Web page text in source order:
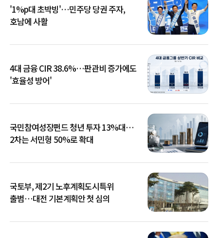
'1%p대 초박빙'…민주당 당권 주자,
호남에 사활
4대 금융 CIR 38.6%…판관비 증가에도
'효율성 방어'
국민참여성장펀드 청년 투자 13%대…
2차는 서민형 50%로 확대
국토부, 제2기 노후계획도시특위
출범…대전 기본계획안 첫 심의